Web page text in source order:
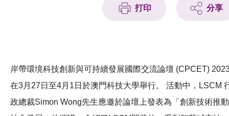
打印 分享
岸帶環境科技創新與可持續發展國際交流論壇 (CPCET)
在3月27日至4月1日於澳門科技大學舉行。 活動中，LSCM
政總裁Simon Wong先生應邀於論壇上發表為「創新技術推動